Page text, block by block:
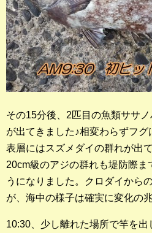
その15分後、2匹目の魚類ササ
が出てきました♪相変わらずフ
表層にはスズメダイの群れが出
20cm級のアジの群れも堤防際ま
うになりました。クロダイから
が、海中の様子は確実に変化の
10:30、少し離れた場所で竿を出